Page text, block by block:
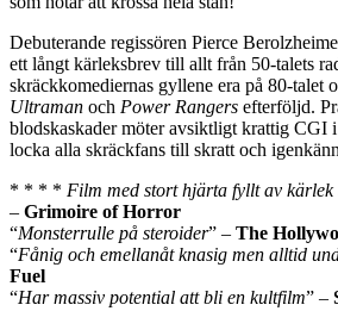
Debuterande regissören Pierce
ett långt kärleksbrev till allt från 50-talets
skräckkomediernas gyllene era på 80-talet
Ultraman och Power Rangers efterföljd.
blodskaskader möter avsiktligt krattig CGI
locka alla skräckfans till skratt och
* * * * Film med stort hjärta fyllt av
– Grimoire of Horror
“Monsterrulle på steroider” – The
“Fånig och emellanåt knasig men alltid
Fuel
“Har massiv potential att bli en kultfilm” –